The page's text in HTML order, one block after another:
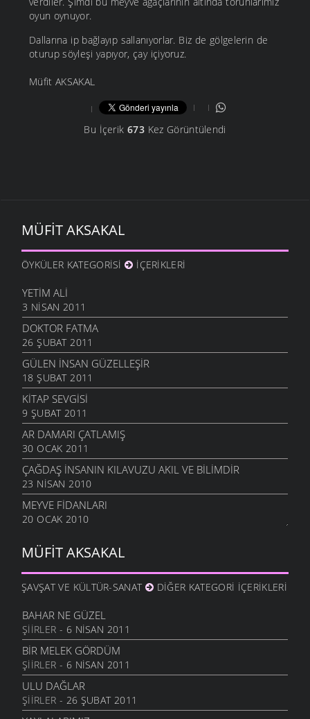
oyun oynuyor.
Dallarına ip bağlayıp sallanıyorlar. Biz de gölgelerin de
oturup söyleşi yapıyor, çay içiyoruz.
Müfit AKSAKAL
Bu İçerik 673Kez Görüntülendi
MÜFIT AKSAKAL
ÖYKÜLER KATEGORISI İÇERIKLERI
YETIM ALI
3 NISAN 2011
DOKTOR FATMA
26 ŞUBAT 2011
GÜLEN İNSAN GÜZELLEŞIR
18 ŞUBAT 2011
KITAP SEVGISI
9 ŞUBAT 2011
AR DAMARI ÇATLAMIŞ
30 OCAK 2011
ÇAĞDAŞ İNSANIN KILAVUZU AKIL VE BILIMDIR
23 NISAN 2010
MEYVE FIDANLARI
20 OCAK 2010
MÜFIT AKSAKAL
ŞAVŞAT VE KÜLTÜR-SANAT DIĞER KATEGORI İÇERIKLERI
BAHAR NE GÜZEL
ŞIIRLER - 6 NISAN 2011
BIR MELEK GÖRDÜM
ŞIIRLER - 6 NISAN 2011
ULU DAĞLAR
ŞIIRLER - 26 ŞUBAT 2011